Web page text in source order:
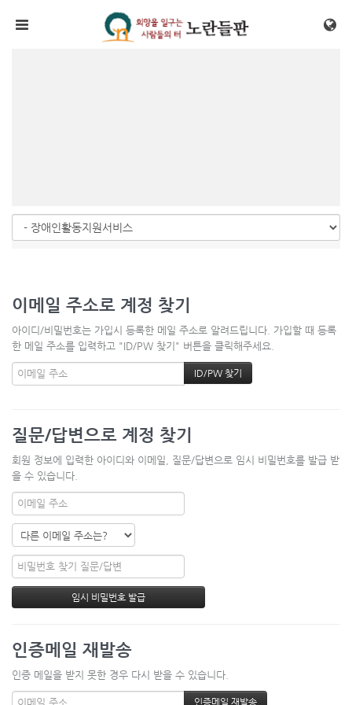
이메일 주소로 계정 찾기
아이디/비밀번호는 가입시 등록한 메일 주소로 알려드립니다. 가입할 때 등록
한 메일 주소를 입력하고 "ID/PW 찾기" 버튼을 클릭해주세요.
질문/답변으로 계정 찾기
회원 정보에 입력한 아이디와 이메일, 질문/답변으로 임시 비밀번호를 발급 받
을 수 있습니다.
인증메일 재발송
인증 메일을 받지 못한 경우 다시 받을 수 있습니다.